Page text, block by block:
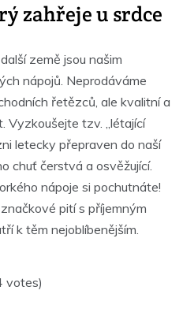
zahřeje u srdce
země jsou našim
nápojů. Neprodáváme
řetězců, ale kvalitní a
Vyzkoušejte tzv. „létající
letecky přepraven do naší
chuť čerstvá a osvěžující.
nápoje si pochutnáte!
pití s příjemným
k těm nejoblíbenějším.
votes)